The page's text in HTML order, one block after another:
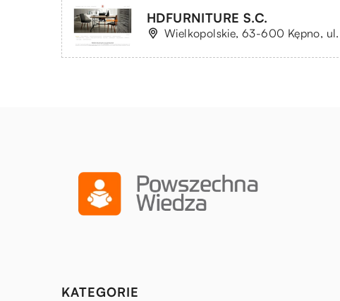
HDFURNITURE S.C.
Wielkopolskie, 63-600 Kępno,
KATEGORIE